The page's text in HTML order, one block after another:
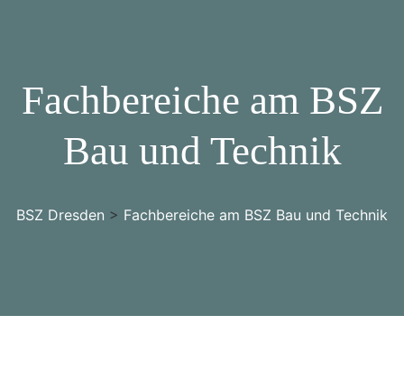
Fachbereiche am BSZ
Bau und Technik
BSZ Dresden > Fachbereiche am BSZ Bau und Technik